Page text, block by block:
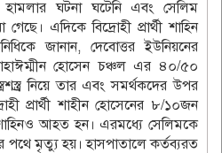
ঘটনা ঘটেনি এবং সেলিম
এদিকে বিদ্রোহী প্রার্থী শাহিন
জানান, দেবোত্তর ইউনিয়নের
হোসেন চঞ্চল এর ৪০/৫০
নিয়ে তার এবং সমর্থকদের উপর
প্রার্থী শাহীন হোসেনের ৮/১০জন
আহত হন। এরমধ্যে সেলিমকে
পথে মৃত্যু হয়। হাসপাতালে কর্তব্যরত